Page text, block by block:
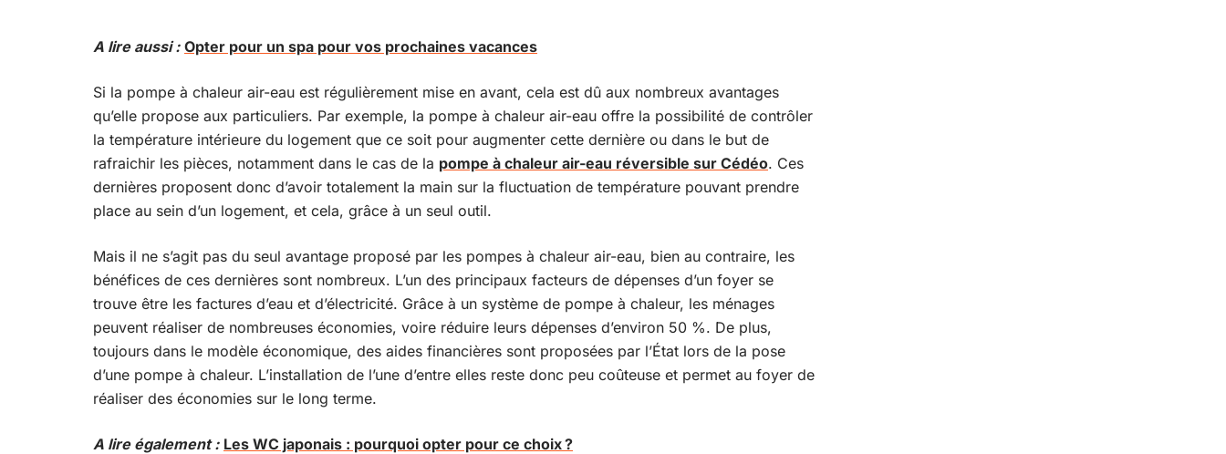
A lire aussi : Opter pour un spa pour vos prochaines vacances
Si la pompe à chaleur air-eau est régulièrement mise en avant, cela est dû aux nombreux avantages
qu’elle propose aux particuliers. Par exemple, la pompe à chaleur air-eau offre la possibilité de contrôler
la température intérieure du logement que ce soit pour augmenter cette dernière ou dans le but de
rafraichir les pièces, notamment dans le cas de la pompe à chaleur air-eau réversible sur Cédéo. Ces
dernières proposent donc d’avoir totalement la main sur la fluctuation de température pouvant prendre
place au sein d’un logement, et cela, grâce à un seul outil.
Mais il ne s’agit pas du seul avantage proposé par les pompes à chaleur air-eau, bien au contraire, les
bénéfices de ces dernières sont nombreux. L’un des principaux facteurs de dépenses d’un foyer se
trouve être les factures d’eau et d’électricité. Grâce à un système de pompe à chaleur, les ménages
peuvent réaliser de nombreuses économies, voire réduire leurs dépenses d’environ 50 %. De plus,
toujours dans le modèle économique, des aides financières sont proposées par l’État lors de la pose
d’une pompe à chaleur. L’installation de l’une d’entre elles reste donc peu coûteuse et permet au foyer de
réaliser des économies sur le long terme.
A lire également : Les WC japonais : pourquoi opter pour ce choix ?